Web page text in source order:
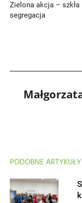
Zielona akcja – szkła
segregacja
PODOBNE ARTYKUŁY